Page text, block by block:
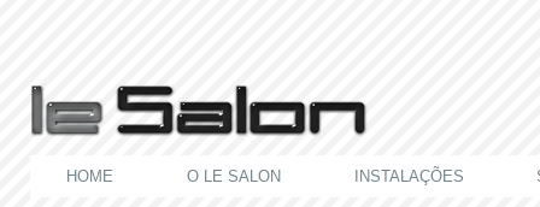
HOME O LE SALON INSTALAÇÕES